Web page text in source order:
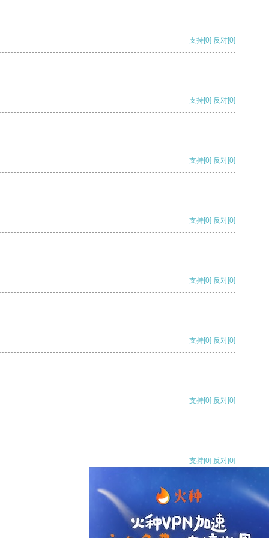
支持[0] 反对[0]
支持[0] 反对[0]
支持[0] 反对[0]
支持[0] 反对[0]
支持[0] 反对[0]
支持[0] 反对[0]
支持[0] 反对[0]
支持[0] 反对[0]
支持[0] 反对